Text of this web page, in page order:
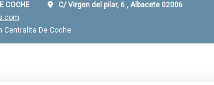
COCHE
C/ Virgen del pilar, 6 , Albacete 02006
Centralita De Coche